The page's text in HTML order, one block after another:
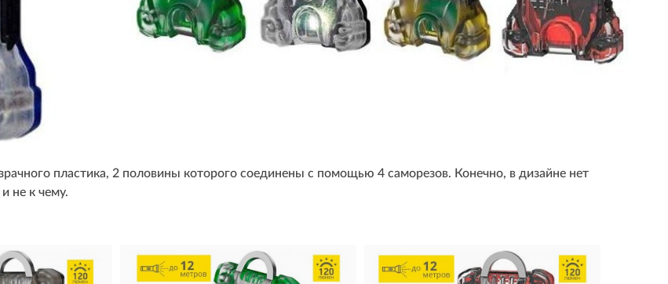
пластика, 2 половины которого соединены с помощью 4 саморезов. Конечно, в дизайне нет
не к чему.